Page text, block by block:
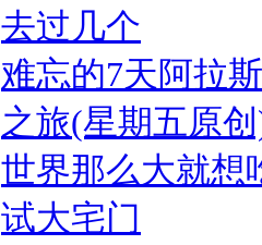
去过几个
难忘的7天阿拉
之旅(星期五原
世界那么大就想
试大宅门